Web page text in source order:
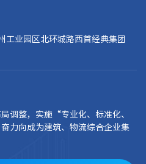
工业园区北环城路西首经典集团
调整，实施“专业化、标准化、
力向成为建筑、物流综合企业集